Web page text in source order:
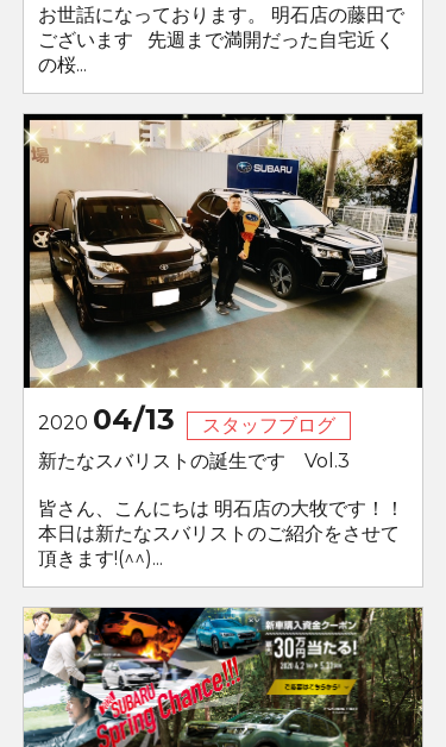
お世話になっております。 明石店の藤田で
ございます 先週まで満開だった自宅近く
の桜...
2020 04/13
スタッフブログ
新たなスバリストの誕生です Vol.3
皆さん、こんにちは 明石店の大牧です！！
本日は新たなスバリストのご紹介をさせて
頂きます!(^^)...